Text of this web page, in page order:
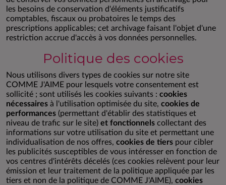
les besoins de conservation d'éléments justificatifs
comptables, fiscaux ou probatoires le temps des
prescriptions applicables; cet archivage faisant l'objet d'une
restriction accrue d'accès à vos données personnelles.
Politique des cookies
Nous utilisons divers types de cookies sur notre site
COMME J'AIME pour lesquels votre consentement est
sollicité ; sont utilisés les cookies suivants : cookies
nécessaires à l'utilisation optimisée du site, cookies de
performances (permettant d'établir des statistiques et
niveau de trafic sur le site) et fonctionnels collectant des
informations sur votre utilisation du site et permettant une
individualisation de nos offres, cookies de tiers pour cibler
les publicités susceptibles de vous intéresser en fonction de
vos centres d'intérêts décelés (ces cookies relèvent pour leur
émission et leur traitement de la politique appliquée par les
tiers et non de la politique de COMME J'AIME), cookies